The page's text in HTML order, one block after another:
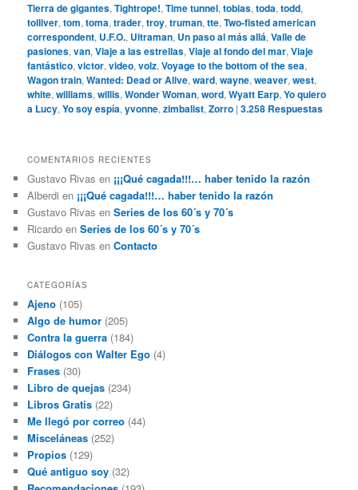
Tierra de gigantes,Tightrope!,Time tunnel,tobias,toda,todd,
tolliver,tom,toma,trader,troy,truman,tte,Two-fisted american
correspondent, U.F.O., Ultraman, Un paso al más allá,Valle de
pasiones,van,Viaje a las estrellas,Viaje al fondo del mar,Viaje
fantástico,victor,video,volz,Voyage to the bottom of the sea,
Wagon train,Wanted: Dead or Alive,ward,wayne,weaver,west,
white,williams,willis,Wonder Woman,word,Wyatt Earp,Yo quiero
a Lucy,Yo soy espía,yvonne,zimbalist,Zorro |3.258 Respuestas
COMENTARIOS RECIENTES
Gustavo Rivas en ¡¡¡Qué cagada!!!… haber tenido la razón
Alberdi en ¡¡¡Qué cagada!!!… haber tenido la razón
Gustavo Rivas enSeries de los 60´s y 70´s
Ricardo enSeries de los 60´s y 70´s
Gustavo Rivas enContacto
CATEGORÍAS
Ajeno (105)
Algo de humor (205)
Contra la guerra (184)
Diálogos con Walter Ego (4)
Frases (30)
Libro de quejas (234)
Libros Gratis (22)
Me llegó por correo (44)
Misceláneas (252)
Propios (129)
Qué antiguo soy (32)